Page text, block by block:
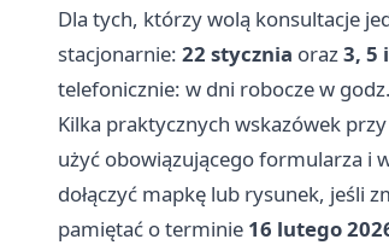
Dla tych, którzy wolą konsultacje
stacjonarnie: 22 stycznia oraz3, 5
telefonicznie: w dni robocze w godz.
Kilka praktycznych wskazówek
użyć obowiązującego formularza i
dołączyć mapkę lub rysunek, jeśli
pamiętać o terminie 16 lutego